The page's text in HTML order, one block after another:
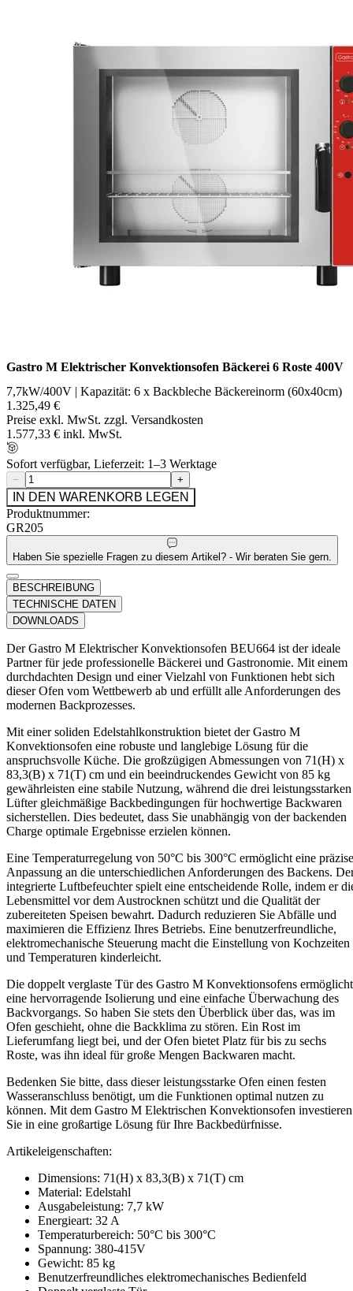
Gastro M Elektrischer Konvektionsofen Bäckerei 6 Roste 400V
7,7kW/400V | Kapazität: 6 x Backbleche Bäckereinorm (60x40cm)
1.325,49 €
Preise exkl. MwSt. zzgl. Versandkosten
1.577,33 € inkl. MwSt.
Sofort verfügbar, Lieferzeit: 1–3 Werktage
− +
IN DEN WARENKORB LEGEN
Produktnummer:
GR205
Haben Sie spezielle Fragen zu diesem Artikel? - Wir beraten Sie gern.
BESCHREIBUNG
TECHNISCHE DATEN
DOWNLOADS
Der Gastro M Elektrischer Konvektionsofen BEU664 ist der ideale
Partner für jede professionelle Bäckerei und Gastronomie. Mit einem
durchdachten Design und einer Vielzahl von Funktionen hebt sich
dieser Ofen vom Wettbewerb ab und erfüllt alle Anforderungen des
modernen Backprozesses.
Mit einer soliden Edelstahlkonstruktion bietet der Gastro M
Konvektionsofen eine robuste und langlebige Lösung für die
anspruchsvolle Küche. Die großzügigen Abmessungen von 71(H) x
83,3(B) x 71(T) cm und ein beeindruckendes Gewicht von 85 kg
gewährleisten eine stabile Nutzung, während die drei leistungsstarken
Lüfter gleichmäßige Backbedingungen für hochwertige Backwaren
sicherstellen. Dies bedeutet, dass Sie unabhängig von der backenden
Charge optimale Ergebnisse erzielen können.
Eine Temperaturregelung von 50°C bis 300°C ermöglicht eine präzise
Anpassung an die unterschiedlichen Anforderungen des Backens.
integrierte Luftbefeuchter spielt eine entscheidende Rolle, indem er
Lebensmittel vor dem Austrocknen schützt und die Qualität der
zubereiteten Speisen bewahrt. Dadurch reduzieren Sie Abfälle und
maximieren die Effizienz Ihres Betriebs. Eine benutzerfreundliche,
elektromechanische Steuerung macht die Einstellung von Kochzeiten
und Temperaturen kinderleicht.
Die doppelt verglaste Tür des Gastro M Konvektionsofens ermöglicht
eine hervorragende Isolierung und eine einfache Überwachung des
Backvorgangs. So haben Sie stets den Überblick über das, was im
Ofen geschieht, ohne die Backklima zu stören. Ein Rost im
Lieferumfang liegt bei, und der Ofen bietet Platz für bis zu sechs
Roste, was ihn ideal für große Mengen Backwaren macht.
Bedenken Sie bitte, dass dieser leistungsstarke Ofen einen festen
Wasseranschluss benötigt, um die Funktionen optimal nutzen zu
können. Mit dem Gastro M Elektrischen Konvektionsofen investieren
Sie in eine großartige Lösung für Ihre Backbedürfnisse.
Artikeleigenschaften:
Dimensions: 71(H) x 83,3(B) x 71(T) cm
Material: Edelstahl
Ausgabeleistung: 7,7 kW
Energieart: 32 A
Temperaturbereich: 50°C bis 300°C
Spannung: 380-415V
Gewicht: 85 kg
Benutzerfreundliches elektromechanisches Bedienfeld